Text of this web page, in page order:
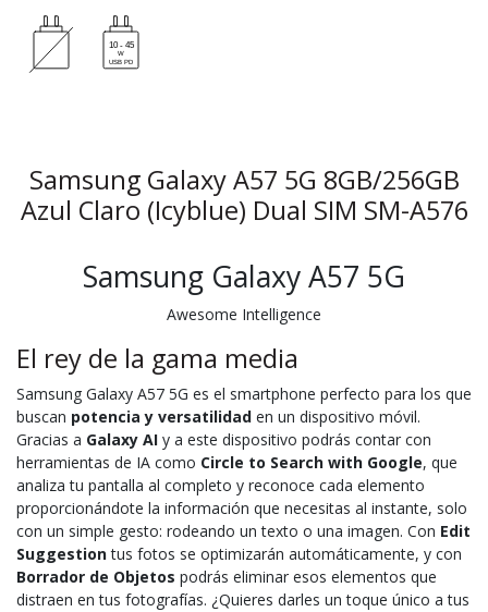
Samsung Galaxy A57 5G 8GB/256GB
Azul Claro (Icyblue) Dual SIM SM-A576
Samsung Galaxy A57 5G
Awesome Intelligence
El rey de la gama media
Samsung Galaxy A57 5G es el smartphone perfecto para los que
buscan potencia y versatilidad en un dispositivo móvil.
Gracias a Galaxy AI y a este dispositivo podrás contar con
herramientas de IA como Circle to Search with Google, que
analiza tu pantalla al completo y reconoce cada elemento
proporcionándote la información que necesitas al instante, solo
con un simple gesto: rodeando un texto o una imagen. Con Edit
Suggestiontus fotos se optimizarán automáticamente, y con
Borrador de Objetos podrás eliminar esos elementos que
distraen en tus fotografías. ¿Quieres darles un toque único a tus